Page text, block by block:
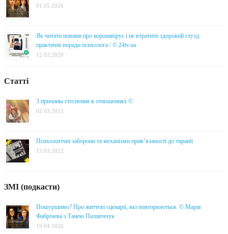
01.05.2026
Як читати новини про коронавірус і не втратити здоровий глузд:
практичні поради психолога / © 24tv.ua
12.03.2020
Статті
3 причины стеснения в отношениях ©
02.03.2015
Психологічні заборони та механізми прив’язаності до тиранії
15.03.2022
ЗМІ (подкасти)
Пошуршимо? Про життєві сценарії, які повторюються. © Марія
Фабрічева з Танею Пилипччук
19.04.2026